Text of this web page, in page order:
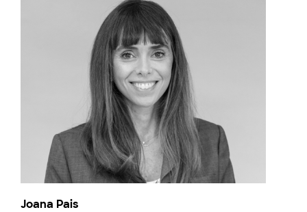
Joana Pais